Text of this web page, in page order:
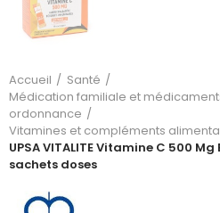
Accueil
Santé
Médication familiale et
ordonnance
Vitamines et compléments
UPSA VITALITE Vitamine C 500 Mg
sachets doses